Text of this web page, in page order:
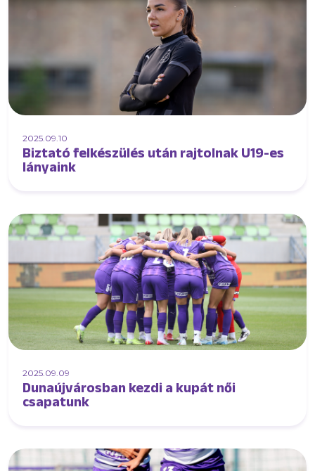
2025.09.10
Biztató felkészülés után rajtolnak U19-es
lányaink
2025.09.09
Dunaújvárosban kezdi a kupát női
csapatunk